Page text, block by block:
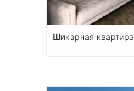
Шикарная квартира